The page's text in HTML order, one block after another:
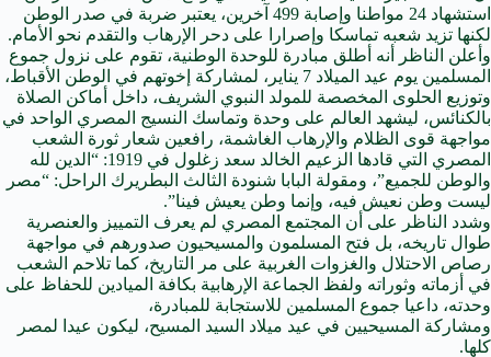
استشهاد 24 مواطنا وإصابة 499 آخرين، يعتبر ضربة في صدر الوطن
لكنها تزيد شعبه تماسكا وإصرارا على دحر الإرهاب والتقدم نحو الأمام.
وأعلن الناظر أنه أطلق مبادرة للوحدة الوطنية، تقوم على نزول جموع
المسلمين يوم عيد الميلاد 7 يناير، لمشاركة إخوتهم في الوطن الأقباط،
وتوزيع الحلوى المخصصة للمولد النبوي الشريف، داخل أماكن الصلاة
بالكنائس، ليشهد العالم على وحدة وتماسك النسيج المصري الواحد في
مواجهة قوى الظلام والإرهاب الغاشمة، رافعين شعار ثورة الشعب
المصري التي قادها الزعيم الخالد سعد زغلول في 1919: “الدين لله
والوطن للجميع”، ومقولة البابا شنودة الثالث البطريرك الراحل: “مصر
ليست وطن نعيش فيه، وإنما وطن يعيش فينا”.
وشدد الناظر على أن المجتمع المصري لم يعرف التمييز والعنصرية
طوال تاريخه، بل فتح المسلمون والمسيحيون صدورهم في مواجهة
رصاص الاحتلال والغزوات الغربية على مر التاريخ، كما تلاحم الشعب
في أزماته وثوراته ولفظ الجماعة الإرهابية بكافة الميادين للحفاظ على
وحدته، داعيا جموع المسلمين للاستجابة للمبادرة،
ومشاركة المسيحيين في عيد ميلاد السيد المسيح، ليكون عيدا لمصر
كلها.